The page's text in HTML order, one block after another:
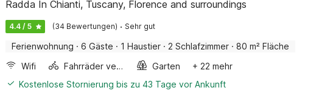
Radda In Chianti, Tuscany, Florence and surroundings
4.4 / 5 (34 Bewertungen) · Sehr gut
Ferienwohnung · 6 Gäste · 1 Haustier · 2 Schlafzimmer · 80 m² Fläche
Wifi
Fahrräder verfügbar Garten
+ 22 mehr
Kostenlose Stornierung bis zu 43 Tage vor Ankunft